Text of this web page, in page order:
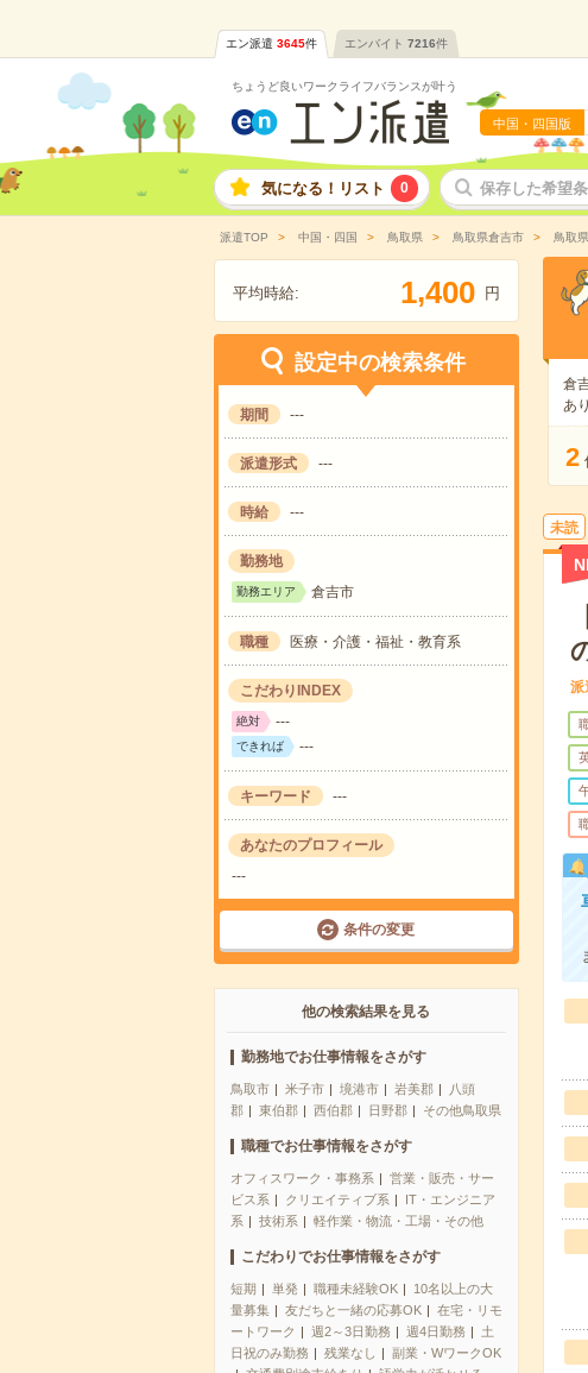
エン派遣 3645件 エンバイト 7216件
ちょうど良いワークライフバランスが叶う
中国・四国版
気になる！リスト 0 保存した希望
派遣TOP 中国・四国 鳥取県 鳥取県倉吉市 鳥取
平均時給: 1,400 円
設定中の検索条件
期間 ---
派遣形式 ---
時給 ---
勤務地
勤務エリア 倉吉市
職種 医療・介護・福祉・教育系
こだわりINDEX
絶対 ---
できれば ---
キーワード ---
あなたのプロフィール
---
条件の変更
他の検索結果を見る
勤務地でお仕事情報をさがす
鳥取市 米子市 境港市 岩美郡
八頭
郡
東伯郡 西伯郡 日野郡 その他鳥取県
職種でお仕事情報をさがす
オフィスワーク・事務系
営業・販売・サー
ビス系
クリエイティブ系
IT・エンジニア
系
技術系 軽作業・物流・工場・その他
こだわりでお仕事情報をさがす
短期 単発 職種未経験OK
10名以上の大
量募集
友だちと一緒の応募OK
在宅・リモ
ートワーク
週2～3日勤務 週4日勤務
土
日祝のみ勤務
残業なし
副業・WワークOK
倉
あ
2
未読
派